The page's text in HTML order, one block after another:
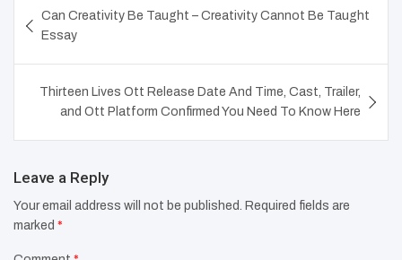
navigation
Can Creativity Be Taught – Creativity Cannot Be Taught
Essay
Thirteen Lives Ott Release Date And Time, Cast, Trailer,
and Ott Platform Confirmed You Need To Know Here
Leave a Reply
Your email address will not be published.
Required fields are
marked *